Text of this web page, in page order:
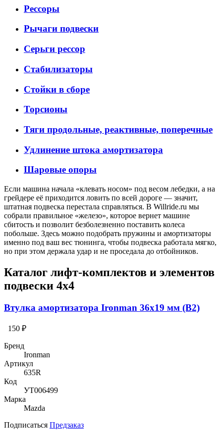
Рессоры
Рычаги подвески
Серьги рессор
Стабилизаторы
Стойки в сборе
Торсионы
Тяги продольные, реактивные, поперечные
Удлинение штока амортизатора
Шаровые опоры
Если машина начала «клевать носом» под весом лебедки, а на
грейдере её приходится ловить по всей дороге — значит,
штатная подвеска перестала справляться. В Willride.ru мы
собрали правильное «железо», которое вернет машине
сбитость и позволит безболезненно поставить колеса
побольше. Здесь можно подобрать пружины и амортизаторы
именно под ваш вес тюнинга, чтобы подвеска работала мягко,
но при этом держала удар и не проседала до отбойников.
Каталог лифт-комплектов и элементов
подвески 4х4
Втулка амортизатора Ironman 36x19 мм (B2)
150 ₽
Бренд
Ironman
Артикул
635R
Код
УТ006499
Марка
Mazda
Подписаться Предзаказ